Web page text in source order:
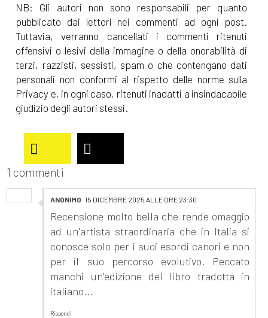
NB: Gli autori non sono responsabili per quanto
pubblicato dai lettori nei commenti ad ogni post.
Tuttavia, verranno cancellati i commenti ritenuti
offensivi o lesivi della immagine o della onorabilità di
terzi, razzisti, sessisti, spam o che contengano dati
personali non conformi al rispetto delle norme sulla
Privacy e, in ogni caso, ritenuti inadatti a insindacabile
giudizio degli autori stessi.
1 commenti
ANONIMO 15 DICEMBRE 2025 ALLE ORE 23:30
Recensione molto bella che rende omaggio
ad un'artista straordinaria che in Italia si
conosce solo per i suoi esordi canori e non
per il suo percorso evolutivo. Peccato
manchi un'edizione del libro tradotta in
italiano...
Rispondi